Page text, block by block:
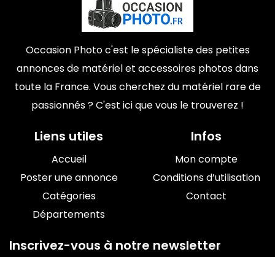
Occasion Photo c'est le spécialiste des petites
annonces de matériel et accessoires photos dans
toute la France. Vous cherchez du matériel rare de
passionnés ? C'est ici que vous le trouverez !
Liens utiles
Accueil
Poster une annonce
Catégories
Départements
Infos
Mon compte
Conditions d’utilisation
Contact
Inscrivez-vous à notre newsletter